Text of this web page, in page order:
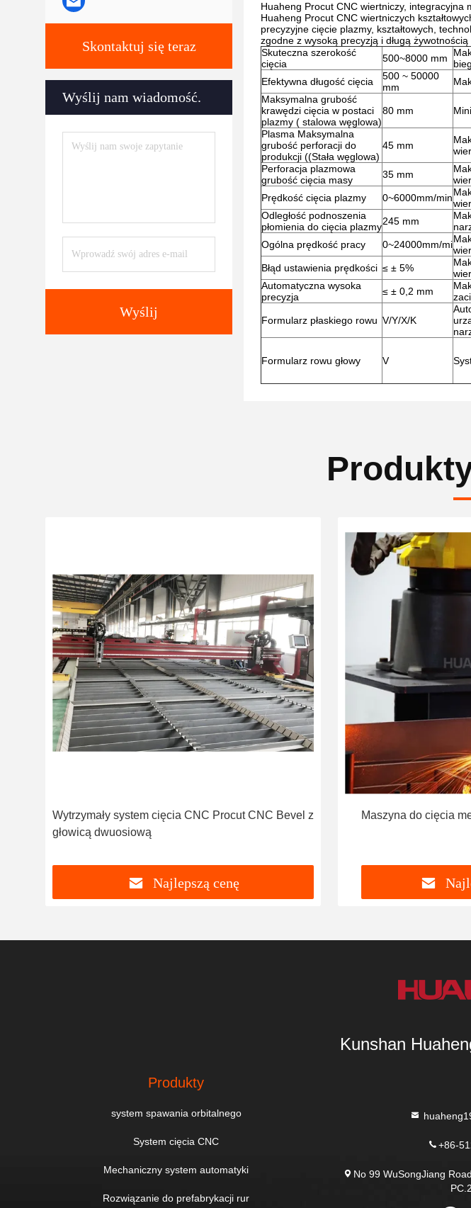
Skontaktuj się teraz
Wyślij nam wiadomość.
Wyślij
Huaheng Procut CNC wiertniczy, integracyjna
Huaheng Procut CNC wiertniczych
precyzyjne cięcie plazmy, kształtowych,
zgodne z wysoką precyzją i długą
Skuteczna szerokość
cięcia
500~8000 mm
Efektywna długość cięcia
500 ~ 50000
mm
Maksymalna grubość
krawędzi cięcia w postaci
plazmy ( stalowa węglowa)
80 mm
Plasma Maksymalna
grubość perforacji do
produkcji ((Stała węglowa)
45 mm
Perforacja plazmowa
grubość cięcia masy
35 mm
Prędkość cięcia plazmy 0~6000mm/min
Odległość podnoszenia
płomienia do cięcia plazmy245 mm
Ogólna prędkość pracy 0~24000mm/mi
Błąd ustawienia prędkości ≤ ± 5%
Automatyczna wysoka
precyzja
≤ ± 0,2 mm
Formularz płaskiego rowu V/Y/X/K
Formularz rowu głowy V
Wytrzymały system cięcia CNC Procut CNC Bevel z
głowicą dwuosiową
Najlepszą cenę
Maszyna do cięcia
Kunshan
Produkty
system spawania orbitalnego
System cięcia CNC
Mechaniczny system automatyki
Rozwiązanie do prefabrykacji rur
+86-
No 99 WuSongJiang